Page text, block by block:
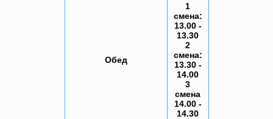
Обед
1
смена:
13.00 -
13.30
2
смена:
13.30 -
14.00
3
смена
14.00 -
14.30